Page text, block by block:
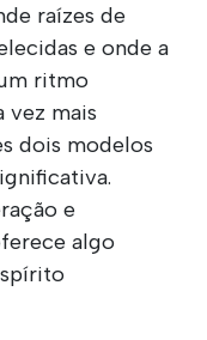
raízes de
e onde a
ritmo
vez mais
dois modelos
e
algo